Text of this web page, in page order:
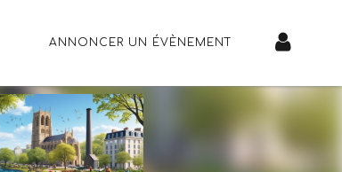
ANNONCER UN ÉVÈNEMENT